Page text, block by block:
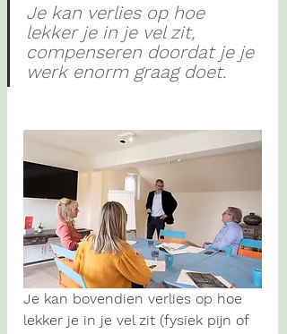
Je kan verlies op hoe
lekker je in je vel zit,
compenseren doordat je je
werk enorm graag doet.
Je kan bovendien verlies op hoe
lekker je in je vel zit (fysiek pijn of